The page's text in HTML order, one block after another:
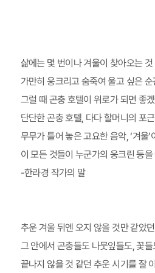
삶에는 몇 번이나 겨울이 찾아오는 것
가만히 웅크리고 숨죽여 울고 싶은
그럴 때 곤충 호텔이 위로가 되면 좋
단단한 곤충 호텔, 다다 할머니의 포
무무가 틀어 놓은 고요한 음악, ‘겨울
이 모든 것들이 누군가의 웅크린 등
-한라경 작가의 말
추운 겨울 뒤엔 오지 않을 것만 같았
그 안에서 곤충들도 나뭇잎들도, 꽃
끝나지 않을 것 같던 추운 시기를 잘